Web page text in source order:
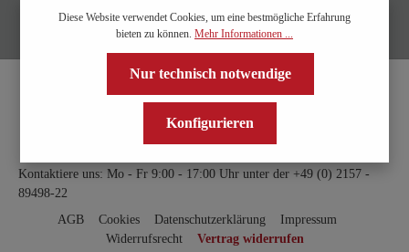
Kontaktiere uns: Mo - Fr 9:00 - 17:00 Uhr unter der +49 (0) 2157 -
89498-22
AGB
Cookies Datenschutzerklärung
Impressum
Widerrufsrecht
Vertrag widerrufen
Diese Website verwendet Cookies, um eine bestmögliche Erfahrung
bieten zu können. Mehr Informationen ...
Nur technisch notwendige
Konfigurieren